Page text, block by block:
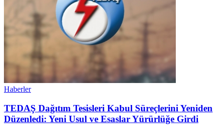
Haberler
TEDAŞ Dağıtım Tesisleri Kabul Süreçlerini Yeniden
Düzenledi: Yeni Usul ve Esaslar Yürürlüğe Girdi